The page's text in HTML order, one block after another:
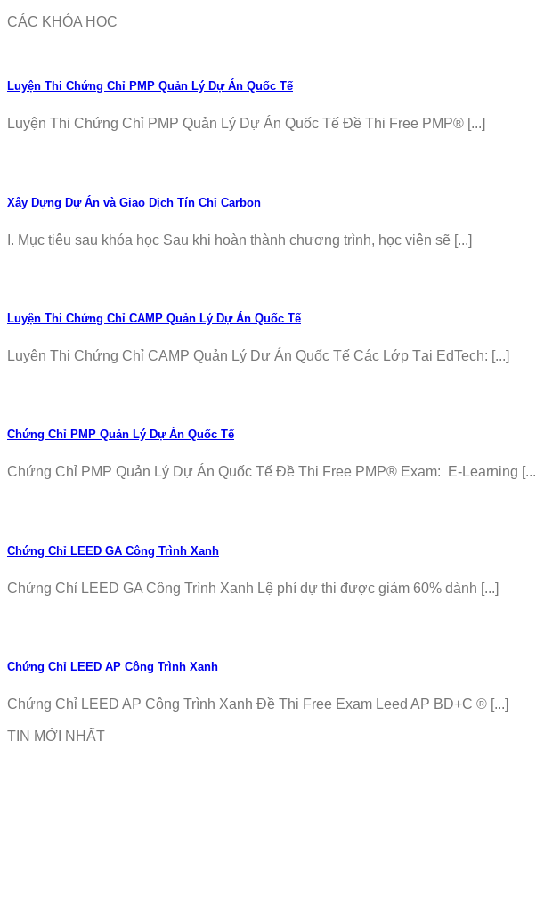
CÁC KHÓA HỌC
Luyện Thi Chứng Chỉ PMP Quản Lý Dự Án Quốc Tế
Luyện Thi Chứng Chỉ PMP Quản Lý Dự Án Quốc Tế Đề Thi Free PMP® [...]
Xây Dựng Dự Án và Giao Dịch Tín Chỉ Carbon
I. Mục tiêu sau khóa học Sau khi hoàn thành chương trình, học viên sẽ [...]
Luyện Thi Chứng Chỉ CAMP Quản Lý Dự Án Quốc Tế
Luyện Thi Chứng Chỉ CAMP Quản Lý Dự Án Quốc Tế Các Lớp Tại EdTech: [...]
Chứng Chỉ PMP Quản Lý Dự Án Quốc Tế
Chứng Chỉ PMP Quản Lý Dự Án Quốc Tế Đề Thi Free PMP® Exam: E-Learning [...]
Chứng Chỉ LEED GA Công Trình Xanh
Chứng Chỉ LEED GA Công Trình Xanh Lệ phí dự thi được giảm 60% dành [...]
Chứng Chỉ LEED AP Công Trình Xanh
Chứng Chỉ LEED AP Công Trình Xanh Đề Thi Free Exam Leed AP BD+C ® [...]
TIN MỚI NHẤT